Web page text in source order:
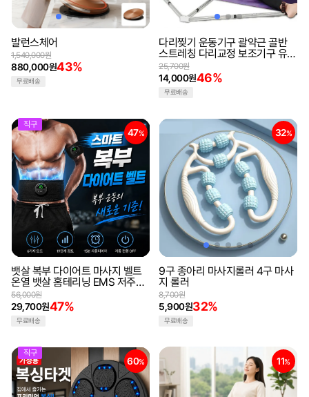
발런스체어
880,000원43%
1,540,000원
무료배송
다리찢기 운동기구 괄약근 골반
스트레칭 다리교정 보조기구 유연
성 레그 요가 필라테스 헬스
14,000원46%
25,700원
무료배송
직구
47%
뱃살 복부 다이어트 마사지 벨트
온열 뱃살 홈테리닝 EMS 저주파
(해외직구)
29,700원47%
56,000원
무료배송
32%
9구 종아리 마사지롤러 4구 마사
지 롤러
5,900원32%
8,700원
무료배송
직구
60% 11%